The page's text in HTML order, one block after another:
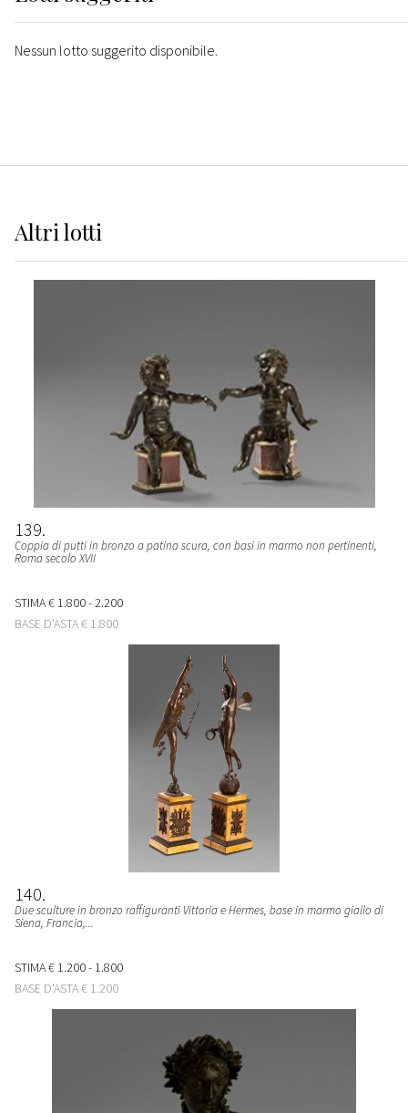
Nessun lotto suggerito disponibile.
Altrilotti
139
Coppia di putti in bronzo a patina scura, con basi in marmo non pertinenti,
Roma secolo XVII
STIMA€ 1.800 - 2.200
BASE D'ASTA€ 1.800
140
Due sculture in bronzo raffiguranti Vittoria e Hermes, base in marmo giallo di
Siena, Francia,...
STIMA€ 1.200 - 1.800
BASE D'ASTA€ 1.200